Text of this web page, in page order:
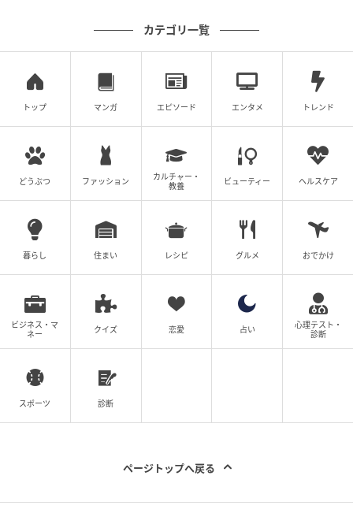
カテゴリ一覧
トップ マンガ エピソード エンタメ トレンド
どうぶつ ファッション
カルチャー・
教養
ビューティー ヘルスケア
暮らし 住まい レシピ グルメ おでかけ
ビジネス・マ
ネー
クイズ 恋愛 占い
心理テスト・
診断
スポーツ 診断
ページトップへ戻る